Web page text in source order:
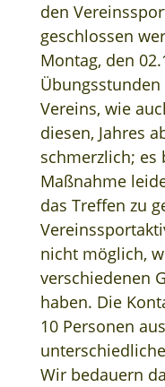
den
geschlossen
Montag, den
Vereins, wie
diesen, Jahres
schmerzlich; es
Maßnahme
das Treffen zu
nicht möglich,
verschiedenen
haben. Die
10 Personen
Wir bedauern